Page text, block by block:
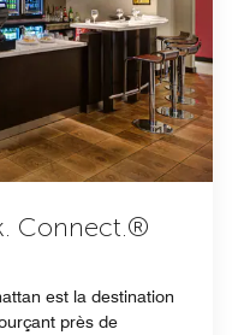
Connect.®
est la destination
près de